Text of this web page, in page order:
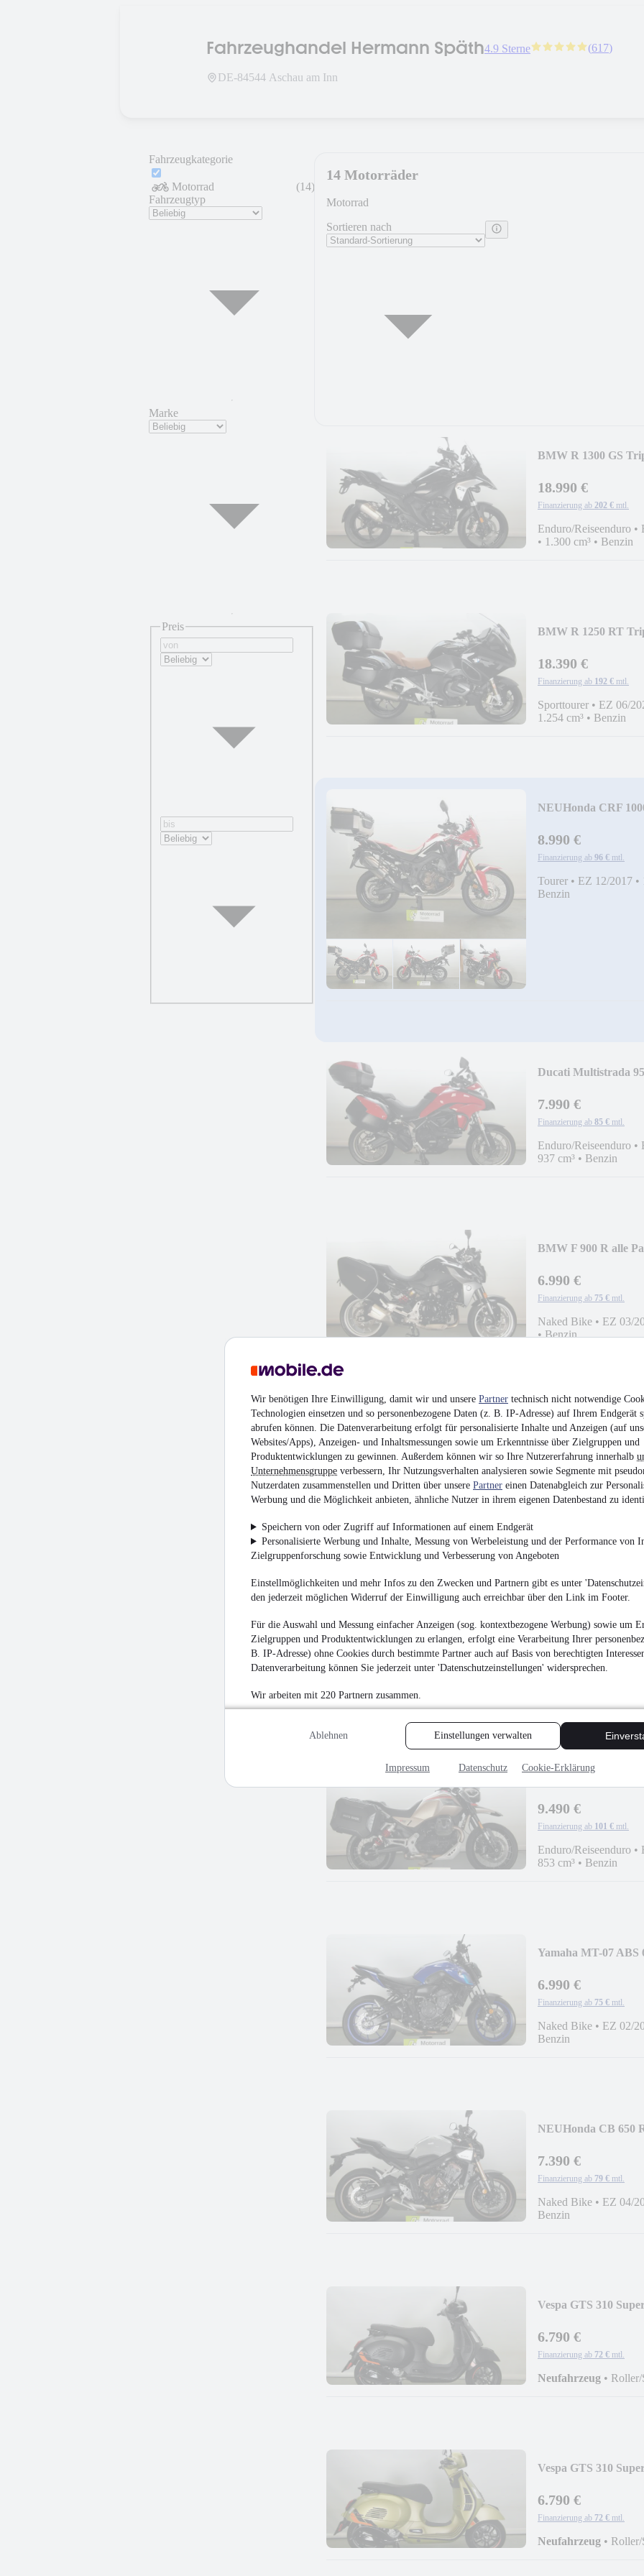
Wir benötigen Ihre Einwilligung, damit wir und unsere Partner technisch nicht notwendige
Technologien einsetzen und so personenbezogene Daten (z. B. IP-Adresse) auf Ihrem Endgerät
abrufen können. Die Datenverarbeitung erfolgt für personalisierte Inhalte und Anzeigen (auf
Websites/Apps), Anzeigen- und Inhaltsmessungen sowie um Erkenntnisse über Zielgruppen und
Produktentwicklungen zu gewinnen. Außerdem können wir so Ihre Nutzererfahrung innerhalb
Unternehmensgruppe verbessern, Ihr Nutzungsverhalten analysieren sowie Segmente mit
Nutzerdaten zusammenstellen und Dritten über unsere Partner einen Datenabgleich zur
Werbung und die Möglichkeit anbieten, ähnliche Nutzer in ihrem eigenen Datenbestand zu
Speichern von oder Zugriff auf Informationen auf einem Endgerät
Personalisierte Werbung und Inhalte, Messung von Werbeleistung und der Performance von
Zielgruppenforschung sowie Entwicklung und Verbesserung von Angeboten
Einstellmöglichkeiten und mehr Infos zu den Zwecken und Partnern gibt es unter
den jederzeit möglichen Widerruf der Einwilligung auch erreichbar über den Link im Footer.
Für die Auswahl und Messung einfacher Anzeigen (sog. kontextbezogene Werbung) sowie um
Zielgruppen und Produktentwicklungen zu erlangen, erfolgt eine Verarbeitung Ihrer
B. IP-Adresse) ohne Cookies durch bestimmte Partner auch auf Basis von berechtigten
Datenverarbeitung können Sie jederzeit unter 'Datenschutzeinstellungen' widersprechen.
Wir arbeiten mit 220 Partnern zusammen.
Ablehnen Einstellungen verwalten
Impressum Datenschutz Cookie-Erklärung
Fahrzeughandel Hermann Späth4.9 Sterne (617)
DE-84544 Aschau am Inn
Fahrzeugkategorie
Motorrad (14)
Fahrzeugtyp
Marke
Preis
14 Motorräder
Motorrad
Sortieren nach
BMW R 1300 GS
18.990 €
Finanzierung ab 202 € mtl.
Enduro/Reiseenduro •
• 1.300 cm³ • Benzin
BMW R 1250 RT
18.390 €
Finanzierung ab 192 € mtl.
Sporttourer • EZ 06/
1.254 cm³ • Benzin
NEUHonda CRF
8.990 €
Finanzierung ab 96 € mtl.
Tourer • EZ 12/2017 •
Benzin
Ducati Multistrada
7.990 €
Finanzierung ab 85 € mtl.
Enduro/Reiseenduro •
937 cm³ • Benzin
BMW F 900 R alle
6.990 €
Finanzierung ab 75 € mtl.
Naked Bike • EZ 03/
•Benzin
KTM 890 Duke
6.990 €
Finanzierung ab 75 € mtl.
Naked Bike•EZ 06/
NEU Suzuki SV 650
4.790 €
Finanzierung ab 51 € mtl.
Naked Bike•EZ 07/
Moto Guzzi V85 TT
9.490 €
Finanzierung ab 101 € mtl.
Enduro/Reiseenduro •
853 cm³ • Benzin
Yamaha MT-07 ABS
6.990 €
Finanzierung ab 75 € mtl.
Naked Bike • EZ 02/
Benzin
NEUHonda CB 650
7.390 €
Finanzierung ab 79 € mtl.
Naked Bike • EZ 04/
Benzin
Vespa GTS 310
6.790 €
Finanzierung ab 72 € mtl.
Neufahrzeug • Roller/
Vespa GTS 310
6.790 €
Finanzierung ab 72 € mtl.
Neufahrzeug • Roller/